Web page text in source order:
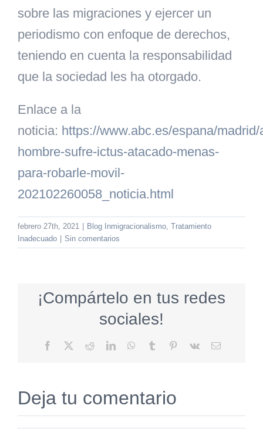
sobre las migraciones y ejercer un
periodismo con enfoque de derechos,
teniendo en cuenta la responsabilidad
que la sociedad les ha otorgado.
Enlace a la
noticia: https://www.abc.es/espana/madrid/
hombre-sufre-ictus-atacado-menas-
para-robarle-movil-
202102260058_noticia.html
febrero 27th, 2021 Blog Inmigracionalismo Tratamiento
Inadecuado
Sin comentarios
¡Compártelo en tus redes
sociales!
Facebook RedditLinkedInWhatsApp
Tumblr Pinterest
Vk
Correo
Deja tu comentario